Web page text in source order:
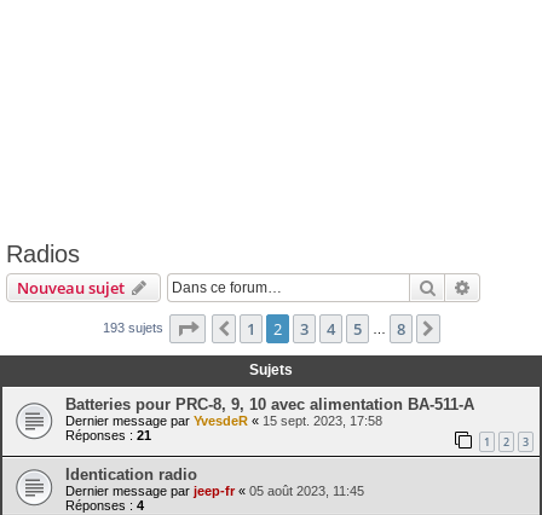
Radios
Nouveau sujet Rechercher
193 sujets Page sur8
Précédente
1 2 3 4 5 8
Sujets
Batteries pour PRC-8, 9, 10 avec alimentation BA-511-A
Dernier message par YvesdeR « 15 sept. 2023, 17:58
Réponses : 21 1 2 3
Identication radio
Dernier message par jeep-fr « 05 août 2023, 11:45
Réponses : 4